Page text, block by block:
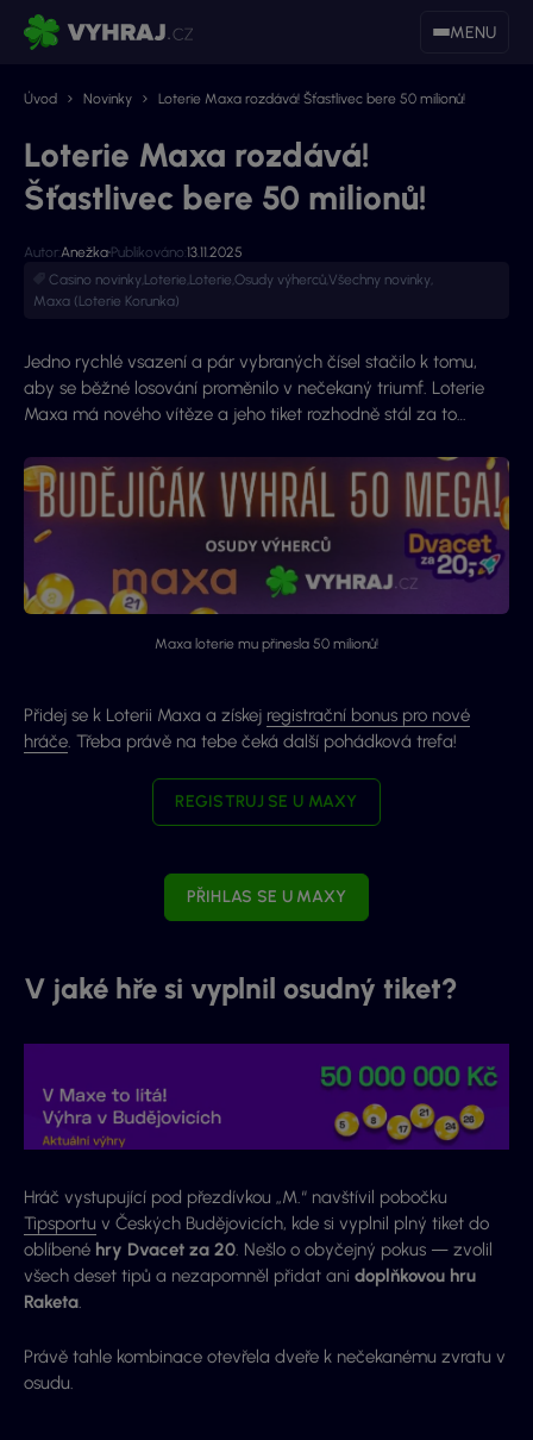
MENU
Úvod Novinky Loterie Maxa rozdává! Šťastlivec bere 50 milionů!
Loterie Maxa rozdává!
Šťastlivec bere 50 milionů!
Autor:Anežka Publikováno: 13.11.2025
Casino novinky,Loterie,Loterie,Osudy výherců,Všechny novinky,
Maxa (Loterie Korunka)
Jedno rychlé vsazení a pár vybraných čísel stačilo k tomu,
aby se běžné losování proměnilo v nečekaný triumf. Loterie
Maxa má nového vítěze a jeho tiket rozhodně stál za to…
Maxa loterie mu přinesla 50 milionů!
Přidej se k Loterii Maxa a získej registrační bonus pro nové
hráče. Třeba právě na tebe čeká další pohádková trefa!
REGISTRUJ SE U MAXY
PŘIHLAS SE U MAXY
V jaké hře si vyplnil osudný tiket?
Hráč vystupující pod přezdívkou „M.“ navštívil pobočku
Tipsportu v Českých Budějovicích, kde si vyplnil plný tiket do
oblíbené hry Dvacet za 20. Nešlo o obyčejný pokus — zvolil
všech deset tipů a nezapomněl přidat ani doplňkovou hru
Raketa.
Právě tahle kombinace otevřela dveře k nečekanému zvratu v
osudu.